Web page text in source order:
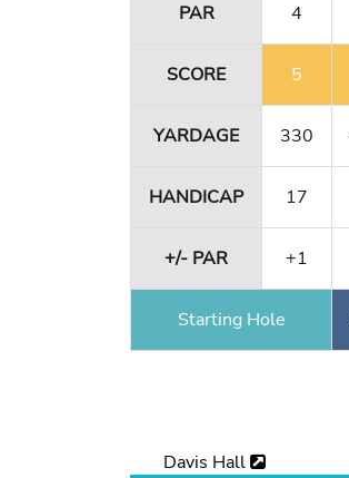
PAR 4
SCORE 5
YARDAGE 330
HANDICAP 17
+/- PAR +1
Starting Hole
Davis Hall